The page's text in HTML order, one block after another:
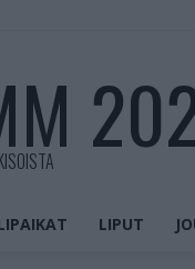
LIPUT